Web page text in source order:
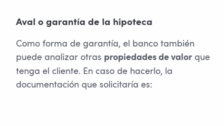
Aval o garantía de la hipoteca
Como forma de garantía, el banco también
puede analizar otras propiedades de valorque
tenga el cliente. En caso de hacerlo, la
documentación que solicitaría es: